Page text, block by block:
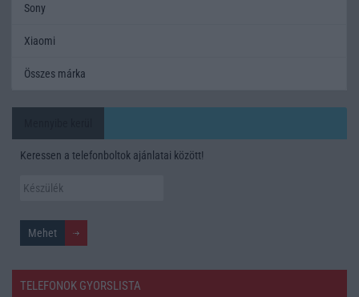
Sony
Xiaomi
Összes márka
Keressen a telefonboltok ajánlatai között!
TELEFONOK GYORSLISTA